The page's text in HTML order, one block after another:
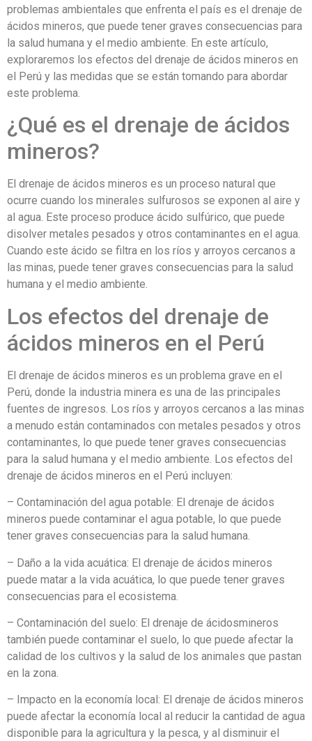
problemas ambientales que enfrenta el país es el drenaje de
ácidos mineros, que puede tener graves consecuencias para
la salud humana y el medio ambiente. En este artículo,
exploraremos los efectos del drenaje de ácidos mineros en
el Perú y las medidas que se están tomando para abordar
este problema.
¿Qué es el drenaje de ácidos
mineros?
El drenaje de ácidos mineros es un proceso natural que
ocurre cuando los minerales sulfurosos se exponen al aire y
al agua. Este proceso produce ácido sulfúrico, que puede
disolver metales pesados y otros contaminantes en el agua.
Cuando este ácido se filtra en los ríos y arroyos cercanos a
las minas, puede tener graves consecuencias para la salud
humana y el medio ambiente.
Los efectos del drenaje de
ácidos mineros en el Perú
El drenaje de ácidos mineros es un problema grave en el
Perú, donde la industria minera es una de las principales
fuentes de ingresos. Los ríos y arroyos cercanos a las minas
a menudo están contaminados con metales pesados y otros
contaminantes, lo que puede tener graves consecuencias
para la salud humana y el medio ambiente. Los efectos del
drenaje de ácidos mineros en el Perú incluyen:
– Contaminación del agua potable: El drenaje de ácidos
mineros puede contaminar el agua potable, lo que puede
tener graves consecuencias para la salud humana.
– Daño a la vida acuática: El drenaje de ácidos mineros
puede matar a la vida acuática, lo que puede tener graves
consecuencias para el ecosistema.
– Contaminación del suelo: El drenaje de ácidosmineros
también puede contaminar el suelo, lo que puede afectar la
calidad de los cultivos y la salud de los animales que pastan
en la zona.
– Impacto en la economía local: El drenaje de ácidos mineros
puede afectar la economía local al reducir la cantidad de agua
disponible para la agricultura y la pesca, y al disminuir el